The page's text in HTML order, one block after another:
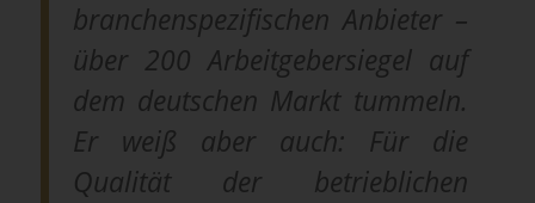
branchenspezifischen Anbieter –
über 200 Arbeitgebersiegel auf
dem deutschen Markt tummeln.
Er weiß aber auch: Für die
Qualität der betrieblichen